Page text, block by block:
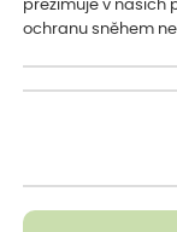
přezimuje v našich
ochranu sněhem